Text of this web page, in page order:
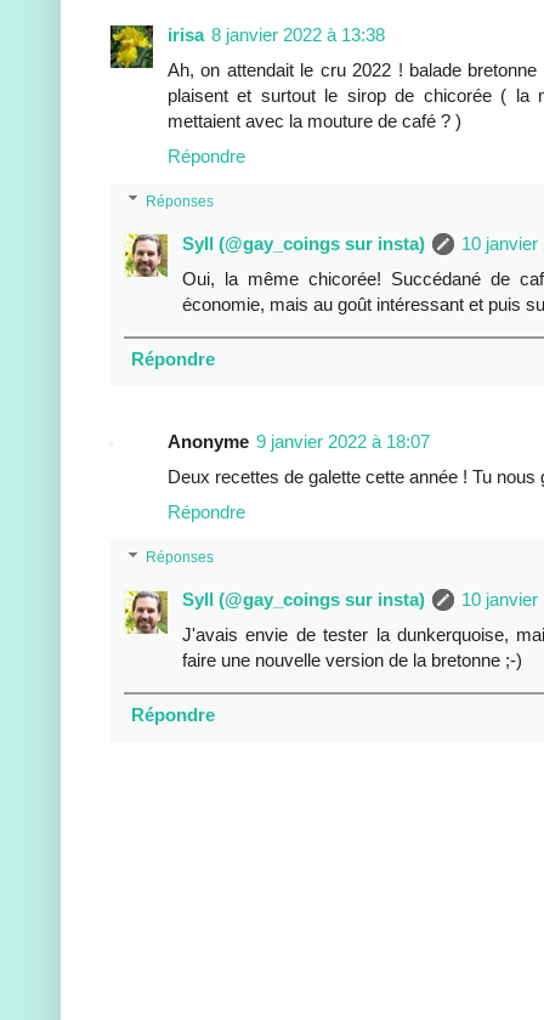
irisa 8 janvier 2022 à 13:38
Ah, on attendait le cru 2022 ! balade
plaisent et surtout le sirop de chicorée ( la
mettaient avec la mouture de café ? )
Répondre
Réponses
Syll (@gay_coings sur insta)
10 janvier
Oui, la même chicorée! Succédané de
économie, mais au goût intéressant et puis
Répondre
Anonyme 9 janvier 2022 à 18:07
Deux recettes de galette cette année ! Tu nous
Répondre
Réponses
Syll (@gay_coings sur insta)
10 janvier
J'avais envie de tester la dunkerquoise,
faire une nouvelle version de la bretonne ;-)
Répondre